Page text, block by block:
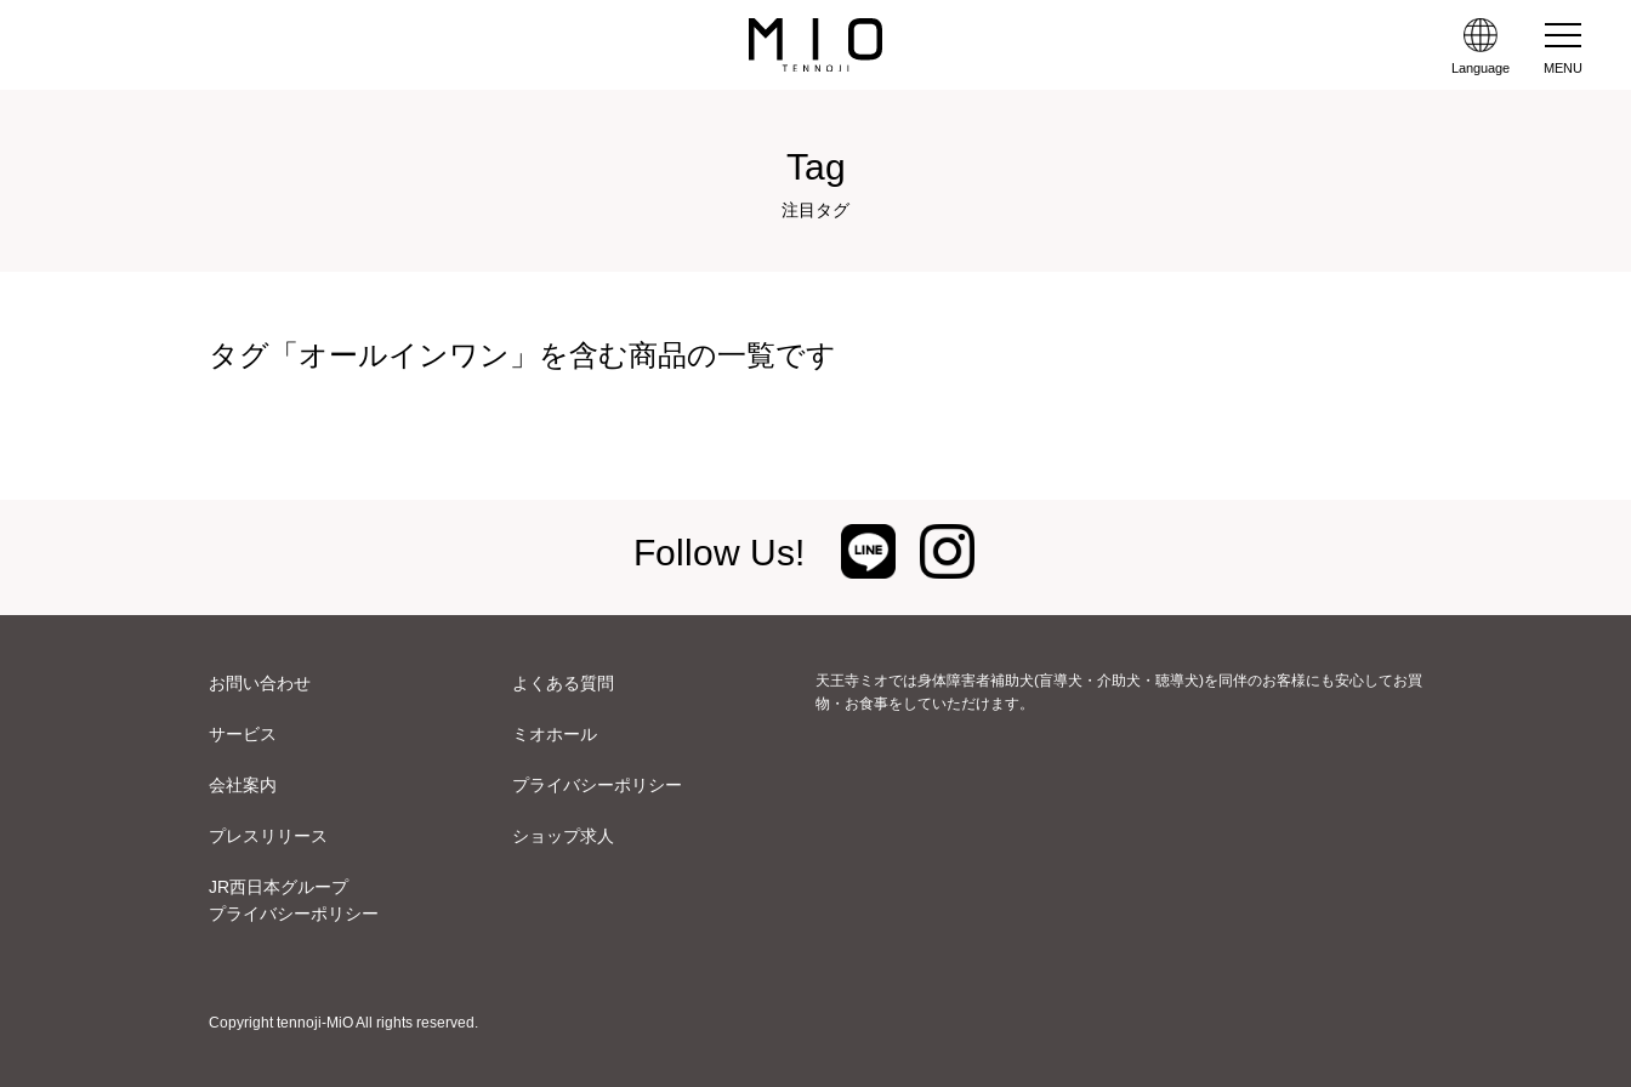
Language MENU
Tag
注目タグ
タグ「オールインワン」を含む商品の一覧です
Follow Us!
お問い合わせ よくある質問
サービス ミオホール
会社案内 プライバシーポリシー
プレスリリース ショップ求人
JR西日本グループ
プライバシーポリシー
天王寺ミオでは身体障害者補助犬(盲導犬・介助犬・聴導犬)を同伴のお客様にも安心してお買
物・お食事をしていただけます。
Copyright tennoji-MiO All rights reserved.